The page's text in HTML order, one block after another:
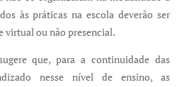
às práticas na escola deverão ser
virtual ou não presencial.
que, para a continuidade das
nesse nível de ensino, as